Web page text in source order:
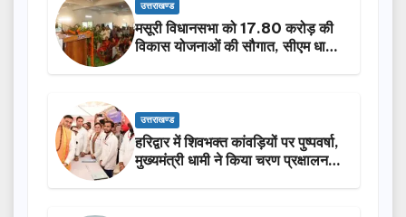
उत्तराखण्ड
मसूरी विधानसभा को 17.80 करोड़ की
विकास योजनाओं की सौगात, सीएम धामी
उत्तराखण्ड
हरिद्वार में शिवभक्त कांवड़ियों पर पुष्पवर्षा,
मुख्यमंत्री धामी ने किया चरण प्रक्षालन…